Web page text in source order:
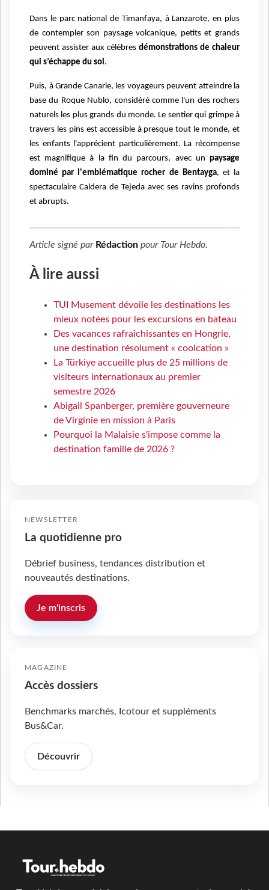
Dans le parc national de Timanfaya, à Lanzarote, en plus
de contempler son paysage volcanique, petits et grands
peuvent assister aux célèbres démonstrations de chaleur
qui s’échappe du sol.
Puis, à Grande Canarie, les voyageurs peuvent atteindre la
base du Roque Nublo, considéré comme l'un des rochers
naturels les plus grands du monde. Le sentier qui grimpe à
travers les pins est accessible à presque tout le monde, et
les enfants l'apprécient particulièrement. La récompense
est magnifique à la fin du parcours, avec un paysage
dominé par l'emblématique rocher de Bentayga, et la
spectaculaire Caldera de Tejeda avec ses ravins profonds
et abrupts.
Article signé par Rédaction pour Tour Hebdo.
À lire aussi
TUI Musement dévoile les destinations les
mieux notées pour les excursions en bateau
Des vacances rafraîchissantes en Hongrie,
une destination résolument « coolcation »
La Türkiye accueille plus de 25 millions de
visiteurs internationaux au premier
semestre 2026
Abigail Spanberger, première gouverneure
de Virginie en mission à Paris
Pourquoi la Malaisie s'impose comme la
destination famille de 2026 ?
NEWSLETTER
La quotidienne pro
Débrief business, tendances distribution et
nouveautés destinations.
Je m'inscris
MAGAZINE
Accès dossiers
Benchmarks marchés, Icotour et suppléments
Bus&Car.
Découvrir